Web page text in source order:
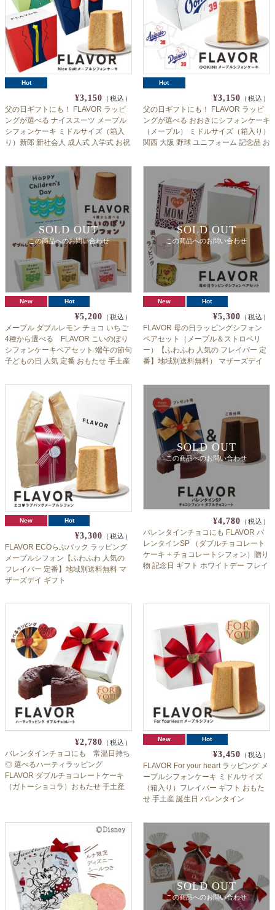
Hot
¥3,150 （税込）
父の日ギフトにも！ FLAVOR ラッピ
ングが選べる ナイススーツ メープル
シフォンケーキ ミドルサイズ（箱入
り）新郎 新社会人 成人式 入学式 お祝
フレイバー 定番 ホワイトデー 送料無
料（北海道：沖縄：離島除く）
Hot
¥3,150 （税込）
父の日ギフトにも！ FLAVOR ラッピ
ングが選べる おおきにシフォンケーキ
（メープル） ミドルサイズ（箱入り）
関西 大阪 野球 ユニフォーム 記念品 お
気 フレイバー 定番 ホワイトデー 送料
SOLD OUT
この商品へのお問い合わせ
New Hot
¥5,200 （税込）
メープル ダブルレモン チョコ いちご
4種から選べる FLAVOR こいのぼり
シフォンケーキペアセット 端午の節句
子どもの日 人気 定番 おもたせ 手土産
SOLD OUT
この商品へのお問い合わせ
New Hot
¥5,300 （税込）
FLAVOR 母の日ラッピングシフォン
ペアセット（メープル＆ストロベリ
ー）【ふわふわ 人気の フレイバー 定
番】地域別送料無料） マザーズデイ
New Hot
¥3,300 （税込）
FLAVOR ECOらぶバック ラッピング
メープルシフォン【ふわふわ 人気の
フレイバー 定番】地域別送料無料 マ
ザーズデイ ギフト
SOLD OUT
この商品へのお問い合わせ
¥4,780 （税込）
バレンタインチョコにも FLAVOR バ
レンタインSP （ダブルチョコレート
ケーキ + チョコレートシフォン）贈り
物 記念日 ギフト ホワイトデー フレイ
¥2,780 （税込）
バレンタインチョコにも 常温日持ち
◎ 選べるハーティラッピング
FLAVOR ダブルチョコレートケーキ
（ガトーショコラ）おもたせ 手土産
New Hot
¥3,450 （税込）
FLAVOR For your heart ラッピング メ
ープルシフォンケーキ ミドルサイズ
（箱入り）フレイバー ギフト おもた
せ 手土産 誕生日 バレンタイン
SOLD OUT
この商品へのお問い合わせ